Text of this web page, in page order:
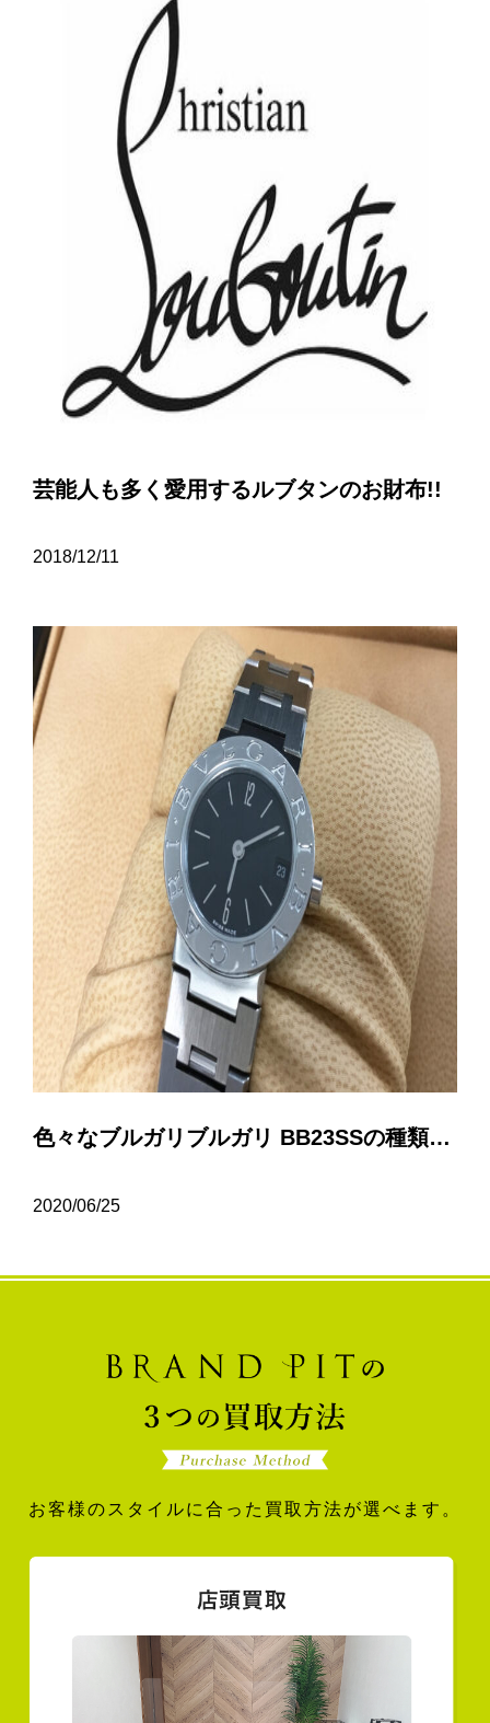
芸能人も多く愛用するルブタンのお財布!!
2018/12/11
色々なブルガリブルガリ BB23SSの種類について…
2020/06/25
お客様のスタイルに合った買取方法が選べます。